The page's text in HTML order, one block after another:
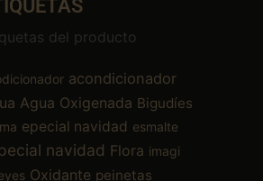
del producto
acondicionador
Agua Oxigenada Bigudíes
epecial navidad esmalte
navidad Flora imagi
Oxidante peinetas